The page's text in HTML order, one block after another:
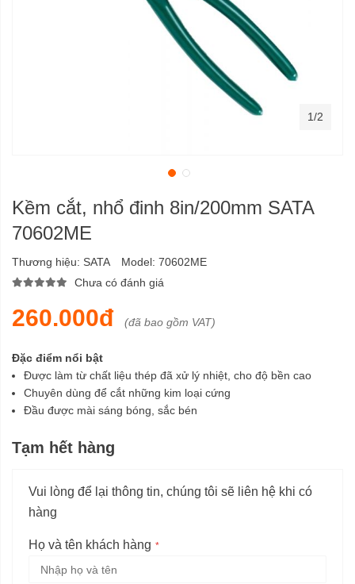
Kềm cắt, nhổ đinh 8in/200mm SATA
70602ME
Thương hiệu: SATA Model: 70602ME
Chưa có đánh giá
260.000đ (đã bao gồm VAT)
Đặc điểm nổi bật
Được làm từ chất liệu thép đã xử lý nhiệt, cho độ bền cao
Chuyên dùng để cắt những kim loại cứng
Đầu được mài sáng bóng, sắc bén
Tạm hết hàng
Vui lòng để lại thông tin, chúng tôi sẽ liên hệ khi có
hàng
Họ và tên khách hàng
1/2